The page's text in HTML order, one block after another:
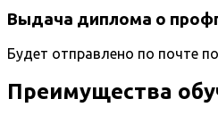
Выдача диплома о
Будет отправлено по почте
Преимущества